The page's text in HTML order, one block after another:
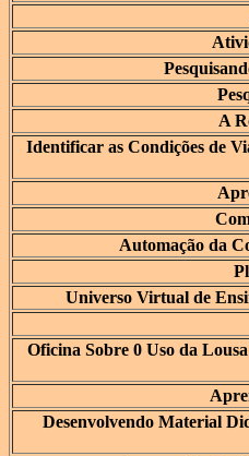
A
Identificar as Condições de
Automação da
Universo Virtual de
Oficina Sobre 0 Uso da
Desenvolvendo Material